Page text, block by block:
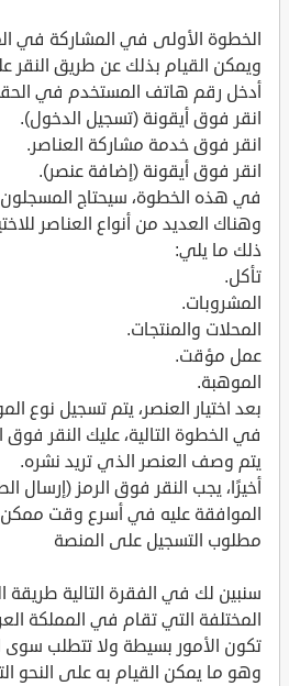
الخطوة الأولى في المشاركة في
ويمكن القيام بذلك عن طريق النقر
أدخل رقم هاتف المستخدم في
انقر فوق أيقونة (تسجيل الدخول).
انقر فوق خدمة مشاركة العناصر.
انقر فوق أيقونة (إضافة عنصر).
في هذه الخطوة، سيحتاج المسجلون
وهناك العديد من أنواع العناصر
ذلك ما يلي:
تأكل.
المشروبات.
المحلات والمنتجات.
عمل مؤقت.
الموهبة.
بعد اختيار العنصر، يتم تسجيل نوع
في الخطوة التالية، عليك النقر
يتم وصف العنصر الذي تريد نشره.
أخيرًا، يجب النقر فوق الرمز (إرسال
الموافقة عليه في أسرع وقت
مطلوب التسجيل على المنصة
سنبين لك في الفقرة التالية طريقة
المختلفة التي تقام في المملكة
تكون الأمور بسيطة ولا تتطلب سوى
وهو ما يمكن القيام به على النحو